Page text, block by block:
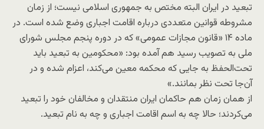
تبعید در ایران البته مختص به جمهوری اسلامی نیست؛ از زمان
مشروطه قوانین متعددی درباره اقامت اجباری وضع شده است. در
ماده ۱۴ «قانون مجازات عمومی» که در دوره پنجم مجلس شورای
ملی به تصویب رسید هم آمده بود: «محکومین به تبعید باید
تحت‌الحفظ به جایی که محکمه معین می‌کند، اعزام شده و در
آن‌جا تحت نظر بمانند.»
از همان زمان هم حاکمان ایران منتقدان و مخالفان خود را تبعید
می‌کردند؛ حالا چه به اسم اقامت اجباری و چه به نام تبعید.